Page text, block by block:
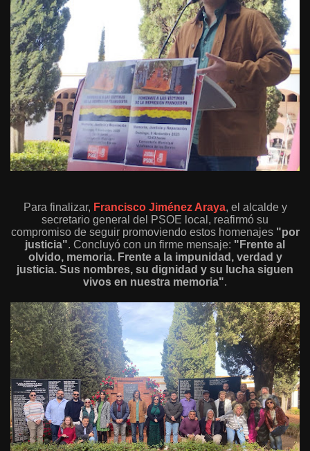
Para finalizar, Francisco Jiménez Araya, el alcalde y
secretario general del PSOE local, reafirmó su
compromiso de seguir promoviendo estos homenajes "por
justicia". Concluyó con un firme mensaje: "Frente al
olvido, memoria. Frente a la impunidad, verdad y
justicia. Sus nombres, su dignidad y su lucha siguen
vivos en nuestra memoria".